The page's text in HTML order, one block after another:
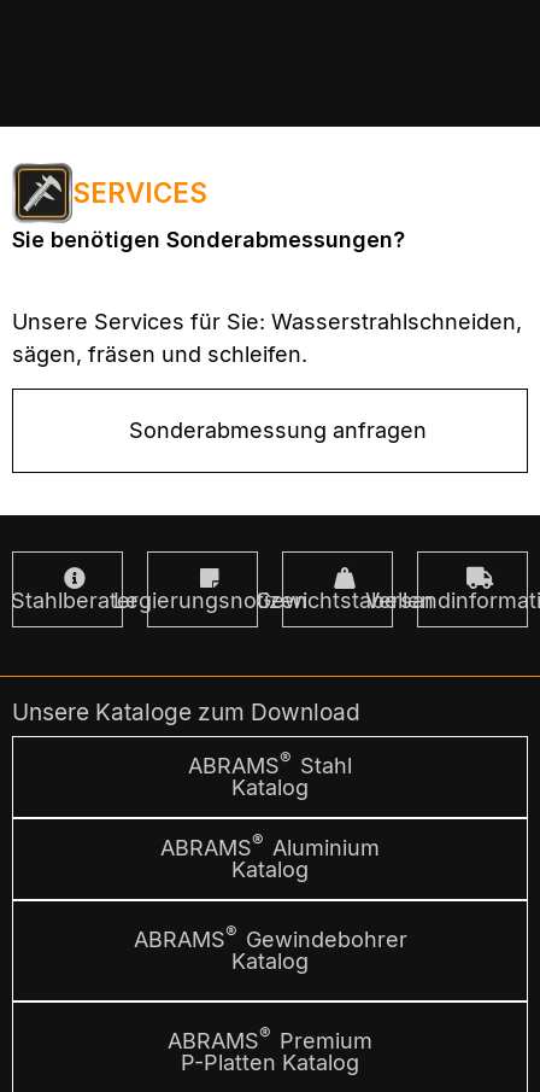
SERVICES
Sie benötigen Sonderabmessungen?
Unsere Services für Sie: Wasserstrahlschneiden,
sägen, fräsen und schleifen.
Sonderabmessung anfragen
StahlberaterLegierungsnotizenGewichtstabellen
Unsere Kataloge zum Download
ABRAMS® Stahl
Katalog
ABRAMS® Aluminium
Katalog
ABRAMS® Gewindebohrer
Katalog
ABRAMS® Premium
P-Platten Katalog